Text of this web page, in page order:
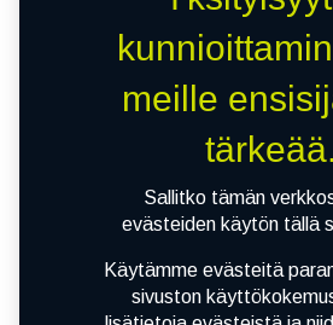
meille
tärkeää.
Sallitko tämän
evästeiden käytön tällä
Käytämme evästeitä
sivuston